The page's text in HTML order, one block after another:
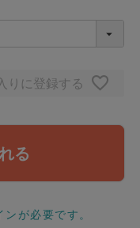
りに登録する
る
が必要です。